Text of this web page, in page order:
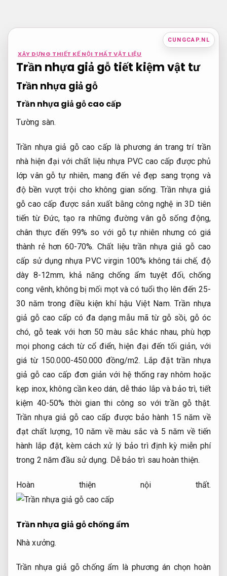
nội
CUNGCAP.NL
XÂY DỰNG THIẾT KẾ NỘI THẤT VẬT LIỆU
Trần nhựa giả gỗ tiết kiệm vật tư
Trần nhựa giả gỗ
Trần nhựa giả gỗ cao cấp
Tường sàn.
Trần nhựa giả gỗ cao cấp là phương án trang trí trần
nhà hiện đại với chất liệu nhựa PVC cao cấp được phủ
lớp vân gỗ tự nhiên, mang đến vẻ đẹp sang trọng và
độ bền vượt trội cho không gian sống. Trần nhựa giả
gỗ cao cấp được sản xuất bằng công nghệ in 3D tiên
tiến từ Đức, tạo ra những đường vân gỗ sống động,
chân thực đến 99% so với gỗ tự nhiên nhưng có giá
thành rẻ hơn 60-70%. Chất liệu trần nhựa giả gỗ cao
cấp sử dụng nhựa PVC virgin 100% không tái chế, độ
dày 8-12mm, khả năng chống ẩm tuyệt đối, chống
cong vênh, không bị mối mọt và có tuổi thọ lên đến 25-
30 năm trong điều kiện khí hậu Việt Nam. Trần nhựa
giả gỗ cao cấp có đa dạng mẫu mã từ gỗ sồi, gỗ óc
chó, gỗ teak với hơn 50 màu sắc khác nhau, phù hợp
mọi phong cách từ cổ điển, hiện đại đến tối giản, với
giá từ 150.000-450.000 đồng/m2. Lắp đặt trần nhựa
giả gỗ cao cấp đơn giản với hệ thống ray nhôm hoặc
kẹp inox, không cần keo dán, dễ tháo lắp và bảo trì, tiết
kiệm 40-50% thời gian thi công so với trần gỗ thật.
Trần nhựa giả gỗ cao cấp được bảo hành 15 năm về
đạt chất lượng, 10 năm về màu sắc và 5 năm về tiến
hành lắp đặt, kèm cách xử lý bảo trì định kỳ miễn phí
trong 2 năm đầu sử dụng. Dễ bảo trì sau hoàn thiện.
Hoàn thiện nội thất.
Trần nhựa giả gỗ chống ẩm
Nhà xưởng.
Trần nhựa giả gỗ chống ẩm là phương án chọn hoàn